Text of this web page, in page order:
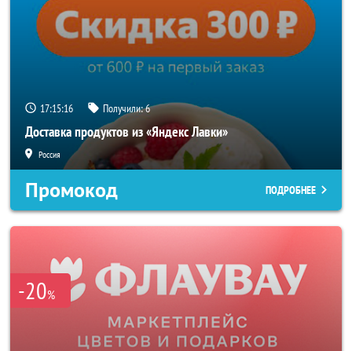
17:15:14 Получили:6
Доставка продуктов из «Яндекс Лавки»
Россия
Промокод ПОДРОБНЕЕ
-20%